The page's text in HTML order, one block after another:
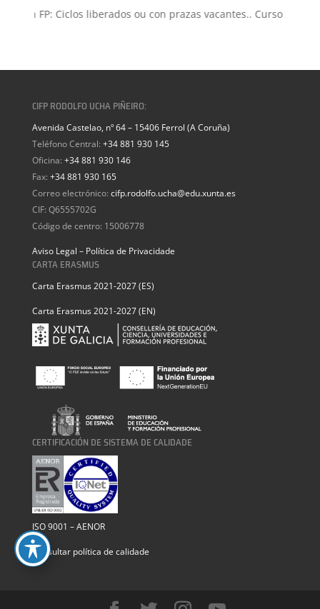
FP: Ciclos liberados ou con prazas vacantes.. Curso 2026-
CIFP RODOLFO UCHA PIÑEIRO:
Avenida Castelao, nº 64 – 15406 Ferrol (A Coruña)
Teléfono Central: +34 881 930 145
Oficina: +34 881 930 146
Fax: +34 881 930 165
Correo electrónico: cifp.rodolfo.ucha@edu.xunta.es
CIF: Q6555702G
Código de centro: 15006778
Aviso Legal – Política de Privacidade
CARTA ERASMUS
Carta Erasmus 2021-2027 (ES)
Carta Erasmus 2021-2027 (EN)
CERTIFICACIÓN DE SISTEMA DE CALIDADE
ISO 9001 – AENOR
Consultar política de calidade